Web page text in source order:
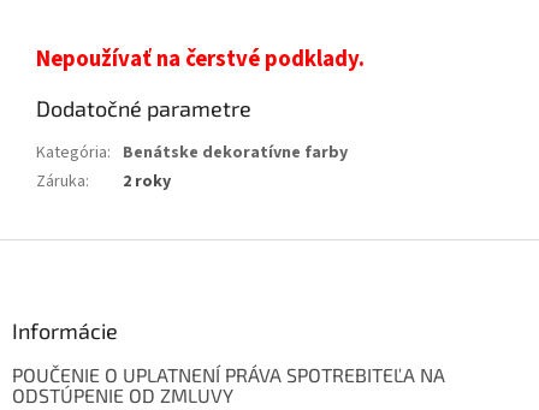
Nepoužívať na čerstvé podklady.
Dodatočné parametre
Kategória: Benátske dekoratívne farby
Záruka: 2 roky
Informácie
POUČENIE O UPLATNENÍ PRÁVA SPOTREBITEĽA NA
ODSTÚPENIE OD ZMLUVY